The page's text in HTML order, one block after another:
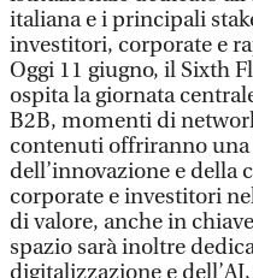
italiana e i principali
investitori, corporate e
Oggi 11 giugno, il Sixth
ospita la giornata
B2B, momenti di
contenuti offriranno
dell’innovazione e della
corporate e investitori
di valore, anche in
spazio sarà inoltre
digitalizzazione e